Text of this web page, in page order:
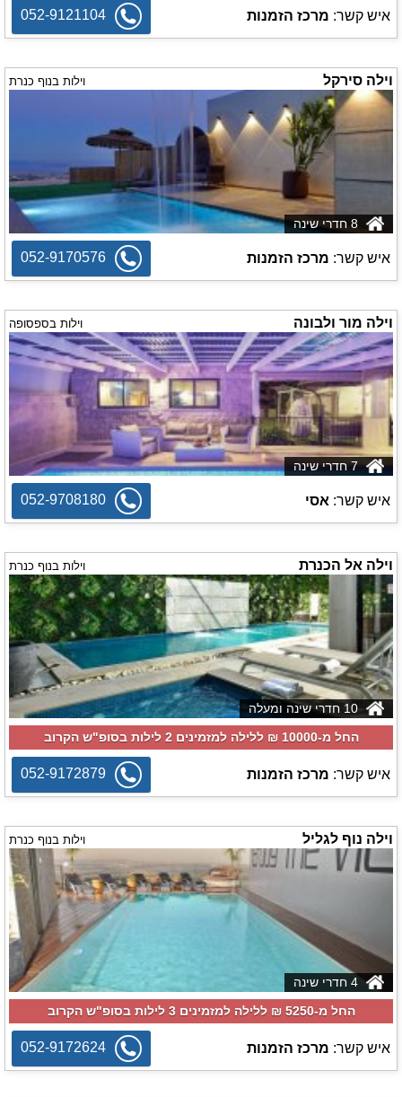
איש קשר: מרכז הזמנות 052-9121104
וילה סירקל וילות בנוף כנרת
איש קשר: מרכז הזמנות 052-9170576
וילה מור ולבונה וילות בספסופה
7 חדרי שינה
איש קשר: אסי 052-9708180
וילה אל הכנרת וילות בנוף כנרת
10 חדרי שינה ומעלה
החל מ-‏10000 ₪ ללילה למזמינים 2 לילות בסופ"ש הקרוב
איש קשר: מרכז הזמנות 052-9172879
וילה נוף לגליל וילות בנוף כנרת
החל מ-‏5250 ₪ ללילה למזמינים 3 לילות בסופ"ש הקרוב
איש קשר: מרכז הזמנות 052-9172624